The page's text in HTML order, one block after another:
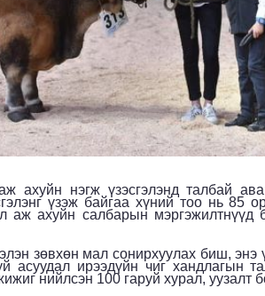
ахуйн нэгж үзэсгэлэнд талбай
үзэж байгаа хүний тоо нь 85
ахуйн салбарын мэргэжилтнүүд
зөвхөн мал сонирхуулах биш, энэ
асуудал ирээдүйн чиг хандлагын
нийлсэн 100 гаруй хурал, уузалт